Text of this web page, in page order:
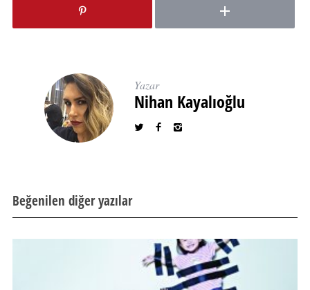
Yazar
Nihan Kayalıoğlu
Beğenilen diğer yazılar